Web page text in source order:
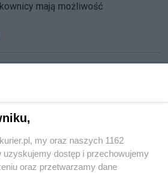
mają możliwość
skrzydłowy w Świcie
dla Polski
polskich „parterowców”
my oraz naszych 1162
uzyskujemy dostęp i przechowujemy
oraz przetwarzamy dane